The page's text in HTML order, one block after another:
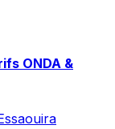
ONDA &